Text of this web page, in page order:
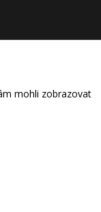
mohli zobrazovat